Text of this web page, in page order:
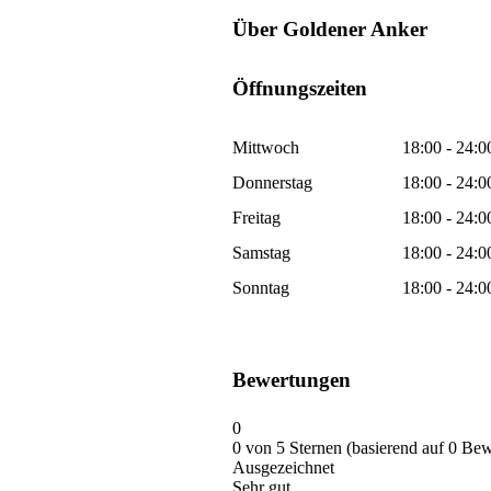
Über Goldener Anker
Öffnungszeiten
Mittwoch
18:00 -
Donnerstag
18:00 -
Freitag
18:00 -
Samstag
18:00 -
Sonntag
18:00 -
Bewertungen
0
0 von 5 Sternen (basierend auf 0
Ausgezeichnet